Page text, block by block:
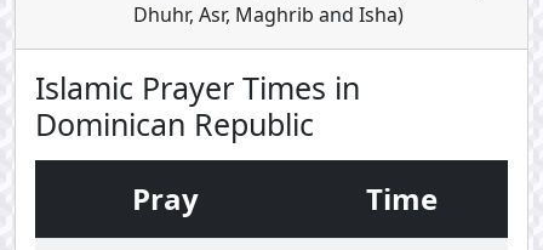
Dhuhr, Asr, Maghrib and Isha)
Islamic Prayer Times in
Dominican Republic
Pray
Time